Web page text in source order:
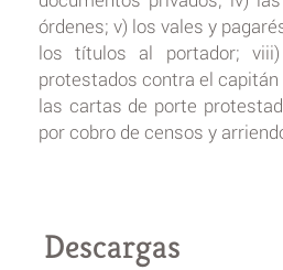
órdenes; v) los vales y
los títulos al portador;
protestados contra el
las cartas de porte
por cobro de censos y
Descargas